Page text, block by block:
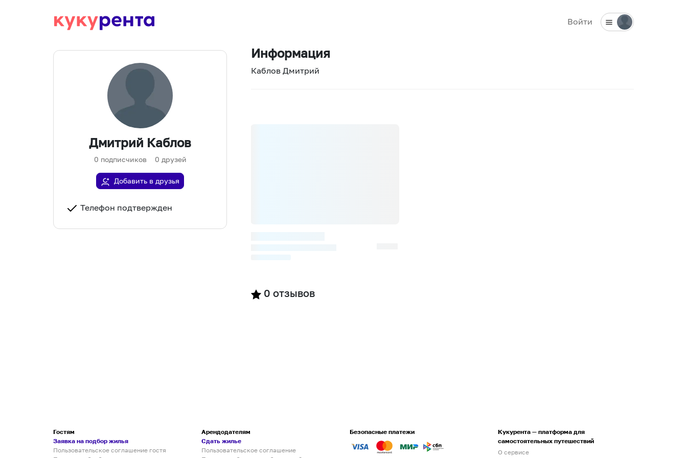
Войти
Дмитрий Каблов
0 подписчиков 0 друзей
Добавить в друзья
Телефон подтвержден
Информация
Каблов Дмитрий
0 отзывов
Гостям
Заявка на подбор жилья
Пользовательское соглашение гостя
Арендодателям
Сдать жилье
Пользовательское соглашение
Безопасные платежи
Кукурента — платформа для
самостоятельных путешествий
О сервисе